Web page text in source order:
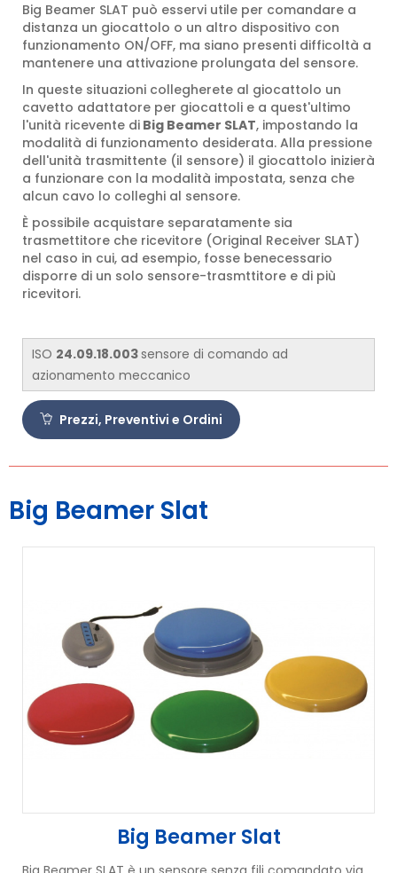
Big Beamer SLAT può esservi utile per comandare a
distanza un giocattolo o un altro dispositivo con
funzionamento ON/OFF, ma siano presenti difficoltà a
mantenere una attivazione prolungata del sensore.
In queste situazioni collegherete al giocattolo un
cavetto adattatore per giocattoli e a quest'ultimo
l'unità ricevente di Big Beamer SLAT, impostando la
modalità di funzionamento desiderata. Alla pressione
dell'unità trasmittente (il sensore) il giocattolo inizierà
a funzionare con la modalità impostata, senza che
alcun cavo lo colleghi al sensore.
È possibile acquistare separatamente sia
trasmettitore che ricevitore (Original Receiver SLAT)
nel caso in cui, ad esempio, fosse benecessario
disporre di un solo sensore-trasmttitore e di più
ricevitori.
ISO 24.09.18.003sensore di comando ad
azionamento meccanico
Prezzi, Preventivi e Ordini
Big Beamer Slat
Big Beamer Slat